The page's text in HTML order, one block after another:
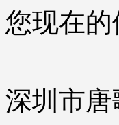
您现在的
深圳市